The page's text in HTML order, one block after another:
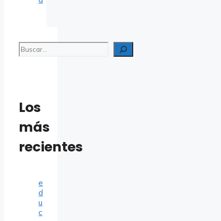
Buscar
Los
más
recientes
e
d
u
c